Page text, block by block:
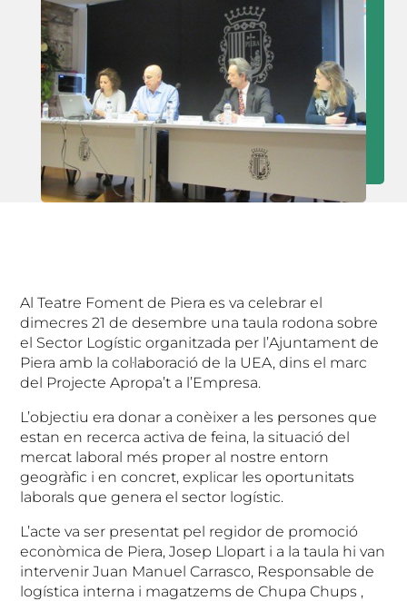
Al Teatre Foment de Piera es va celebrar el
dimecres 21 de desembre una taula rodona sobre
el Sector Logístic organitzada per l’Ajuntament de
Piera amb la col·laboració de la UEA, dins el marc
del Projecte Apropa’t a l’Empresa.
L’objectiu era donar a conèixer a les persones que
estan en recerca activa de feina, la situació del
mercat laboral més proper al nostre entorn
geogràfic i en concret, explicar les oportunitats
laborals que genera el sector logístic.
L’acte va ser presentat pel regidor de promoció
econòmica de Piera, Josep Llopart i a la taula hi van
intervenir Juan Manuel Carrasco, Responsable de
logística interna i magatzems de Chupa Chups ,